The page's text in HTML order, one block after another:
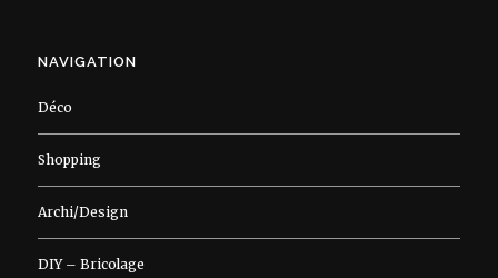
NAVIGATION
Déco
Shopping
Archi/Design
DIY – Bricolage